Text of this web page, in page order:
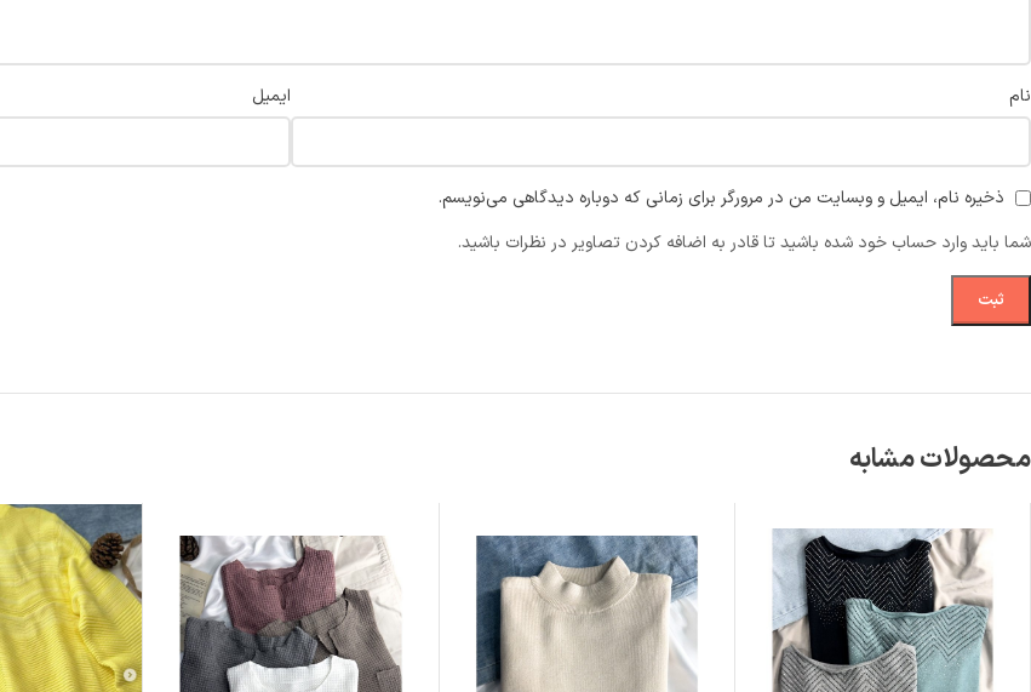
نام ایمیل
ذخیره نام، ایمیل و وبسایت من در مرورگر برای زمانی که دوباره دیدگاهی می‌نویسم.
شما باید وارد حساب خود شده باشید تا قادر به اضافه کردن تصاویر در نظرات باشید.
محصولات مشابه